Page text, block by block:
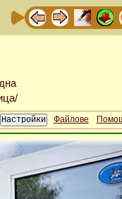
Файлове